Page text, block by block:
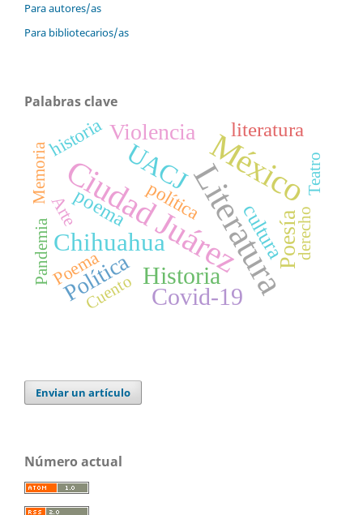
Para autores/as
Para bibliotecarios/as
Palabras clave
Literatura
Ciudad JuárezMéxico
UACJ
Chihuahua
Historia
Covid-19
Poesía
Violencia
Política
cultura
poema
literatura
política
historia
Poema
Arte derecho
Teatro
Pandemia
Cuento
Memoria
Enviar un artículo
Número actual